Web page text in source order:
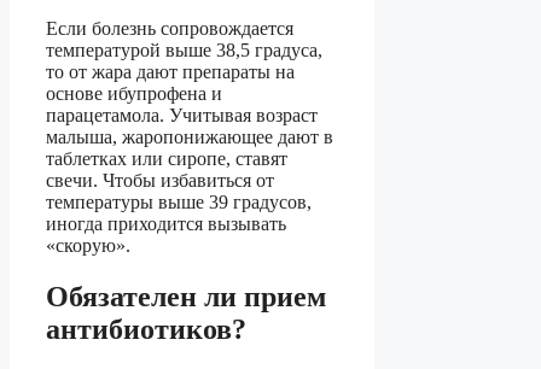
Если болезнь сопровождается
температурой выше 38,5 градуса,
то от жара дают препараты на
основе ибупрофена и
парацетамола. Учитывая возраст
малыша, жаропонижающее дают в
таблетках или сиропе, ставят
свечи. Чтобы избавиться от
температуры выше 39 градусов,
иногда приходится вызывать
«скорую».
Обязателен ли прием
антибиотиков?